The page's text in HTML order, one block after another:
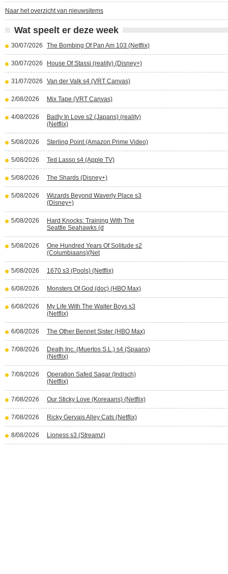
Naar het overzicht van nieuwsitems
Wat speelt er deze week
30/07/2026 The Bombing Of Pan Am 103 (Netflix)
30/07/2026 House Of Stassi (reality) (Disney+)
31/07/2026 Van der Valk s4 (VRT Canvas)
2/08/2026 Mix Tape (VRT Canvas)
4/08/2026
Badly In Love s2 (Japans) (reality)
(Netflix)
5/08/2026 Sterling Point (Amazon Prime Video)
5/08/2026 Ted Lasso s4 (Apple TV)
5/08/2026 The Shards (Disney+)
5/08/2026
Wizards Beyond Waverly Place s3
(Disney+)
5/08/2026
Hard Knocks: Training With The
Seattle Seahawks (d
5/08/2026
One Hundred Years Of Solitude s2
(Columbiaans)(Net
5/08/2026 1670 s3 (Pools) (Netflix)
6/08/2026 Monsters Of God (doc) (HBO Max)
6/08/2026
My Life With The Walter Boys s3
(Netflix)
6/08/2026 The Other Bennet Sister (HBO Max)
7/08/2026
Death Inc. (Muertos S.L.) s4 (Spaans)
(Netflix)
7/08/2026
Operation Safed Sagar (Indisch)
(Netflix)
7/08/2026 Our Sticky Love (Koreaans) (Netflix)
7/08/2026 Ricky Gervais Alley Cats (Netflix)
8/08/2026 Lioness s3 (Streamz)